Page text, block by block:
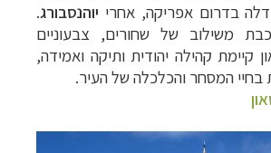
בדרום אפריקה, אחרי יוהנסבורג.
משילוב של שחורים, צבעוניים
קיימת קהילה יהודית ותיקה ואמידה,
המסחר והכלכלה של העיר.